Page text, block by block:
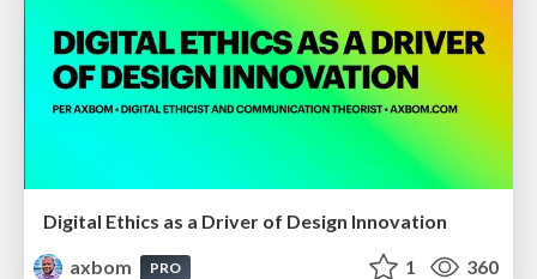
Digital Ethics as a Driver of Design Innovation
axbom
PRO 1 360